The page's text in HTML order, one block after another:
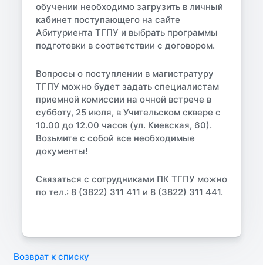
обучении необходимо загрузить в личный
кабинет поступающего на сайте
Абитуриента ТГПУ и выбрать программы
подготовки в соответствии с договором.
Вопросы о поступлении в магистратуру
ТГПУ можно будет задать специалистам
приемной комиссии на очной встрече в
субботу, 25 июля, в Учительском сквере с
10.00 до 12.00 часов (ул. Киевская, 60).
Возьмите с собой все необходимые
документы!
Связаться с сотрудниками ПК ТГПУ можно
по тел.: 8 (3822) 311 411 и 8 (3822) 311 441.
Возврат к списку